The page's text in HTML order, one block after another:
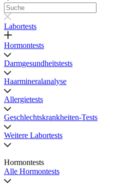
Suche
Labortests
Hormontests
Darmgesundheitstests
Haarmineralanalyse
Allergietests
Geschlechtskrankheiten-Tests
Weitere Labortests
Hormontests
Alle Hormontests